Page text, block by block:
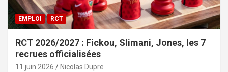
EMPLOI RCT
RCT 2026/2027 : Fickou, Slimani, Jones, les 7
recrues officialisées
11 juin 2026 Nicolas Dupre